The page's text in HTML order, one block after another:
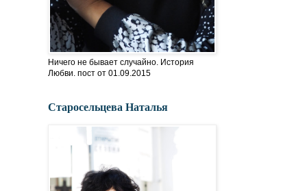
Ничего не бывает случайно. История
Любви. пост от 01.09.2015
Старосельцева Наталья